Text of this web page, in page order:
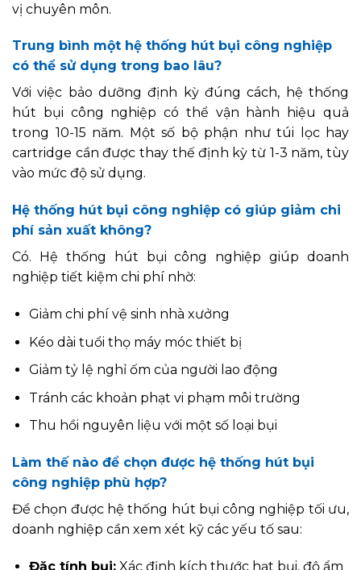
vị chuyên môn.
Trung bình một hệ thống hút bụi công nghiệp
có thể sử dụng trong bao lâu?
Với việc bảo dưỡng định kỳ đúng cách, hệ thống
hút bụi công nghiệp có thể vận hành hiệu quả
trong 10-15 năm. Một số bộ phận như túi lọc hay
cartridge cần được thay thế định kỳ từ 1-3 năm, tùy
vào mức độ sử dụng.
Hệ thống hút bụi công nghiệp có giúp giảm chi
phí sản xuất không?
Có. Hệ thống hút bụi công nghiệp giúp doanh
nghiệp tiết kiệm chi phí nhờ:
Giảm chi phí vệ sinh nhà xưởng
Kéo dài tuổi thọ máy móc thiết bị
Giảm tỷ lệ nghỉ ốm của người lao động
Tránh các khoản phạt vi phạm môi trường
Thu hồi nguyên liệu với một số loại bụi
Làm thế nào để chọn được hệ thống hút bụi
công nghiệp phù hợp?
Để chọn được hệ thống hút bụi công nghiệp tối ưu,
doanh nghiệp cần xem xét kỹ các yếu tố sau:
Đặc tính bụi:Xác định kích thước hạt bụi, độ ẩm